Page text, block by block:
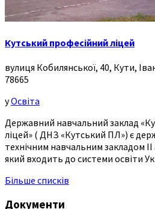
Кутський професійний ліцей
вулиця Кобилянської, 40, Кути,
78665
уОсвіта
Державний навчальний заклад
ліцей» ( ДНЗ «Кутський ПЛ») є
технічним навчальним закладом
який входить до системи освіти
Більше списків
Документи